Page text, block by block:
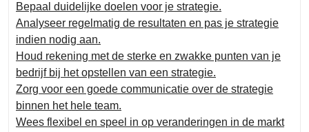
Bepaal duidelijke doelen voor je strategie.
Analyseer regelmatig de resultaten en pas je strategie
indien nodig aan.
Houd rekening met de sterke en zwakke punten van je
bedrijf bij het opstellen van een strategie.
Zorg voor een goede communicatie over de strategie
binnen het hele team.
Wees flexibel en speel in op veranderingen in de markt